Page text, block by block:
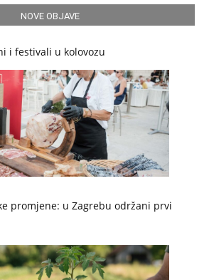
NOVE OBJAVE
i festivali u kolovozu
promjene: u Zagrebu održani prvi